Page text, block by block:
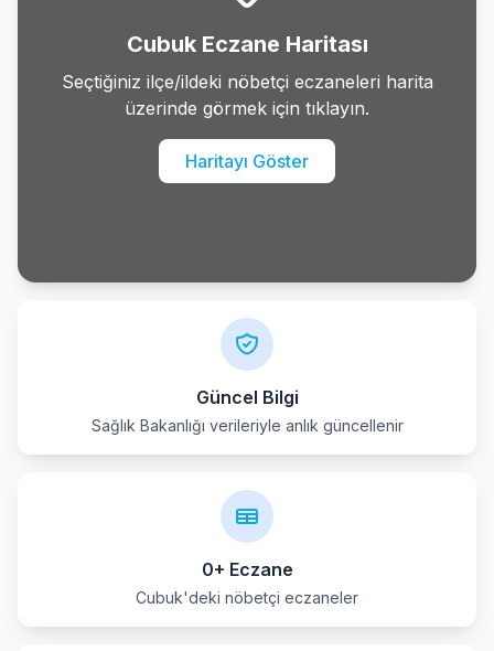
Mamak
Cubuk Eczane Haritası
Seçtiğiniz ilçe/ildeki nöbetçi eczaneleri harita
üzerinde görmek için tıklayın.
Haritayı Göster
Güncel Bilgi
Sağlık Bakanlığı verileriyle anlık güncellenir
0+ Eczane
Cubuk'deki nöbetçi eczaneler